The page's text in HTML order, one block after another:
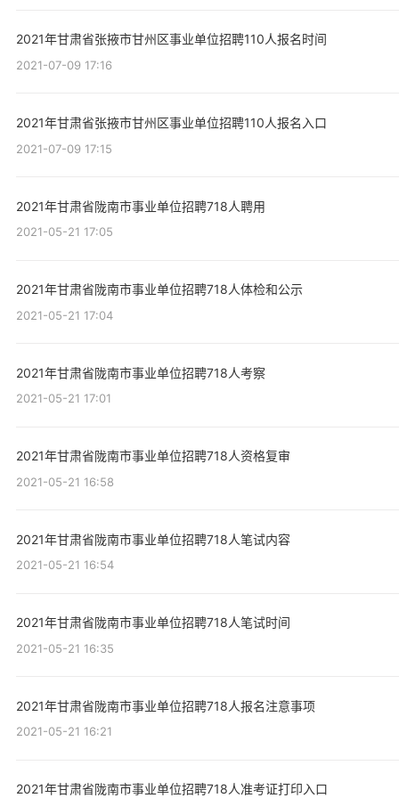
2021年甘肃省张掖市甘州区事业单位招聘110人报名时间
2021-07-09 17:16
2021年甘肃省张掖市甘州区事业单位招聘110人报名入口
2021-07-09 17:15
2021年甘肃省陇南市事业单位招聘718人聘用
2021-05-21 17:05
2021年甘肃省陇南市事业单位招聘718人体检和公示
2021-05-21 17:04
2021年甘肃省陇南市事业单位招聘718人考察
2021-05-21 17:01
2021年甘肃省陇南市事业单位招聘718人资格复审
2021-05-21 16:58
2021年甘肃省陇南市事业单位招聘718人笔试内容
2021-05-21 16:54
2021年甘肃省陇南市事业单位招聘718人笔试时间
2021-05-21 16:35
2021年甘肃省陇南市事业单位招聘718人报名注意事项
2021-05-21 16:21
2021年甘肃省陇南市事业单位招聘718人准考证打印入口